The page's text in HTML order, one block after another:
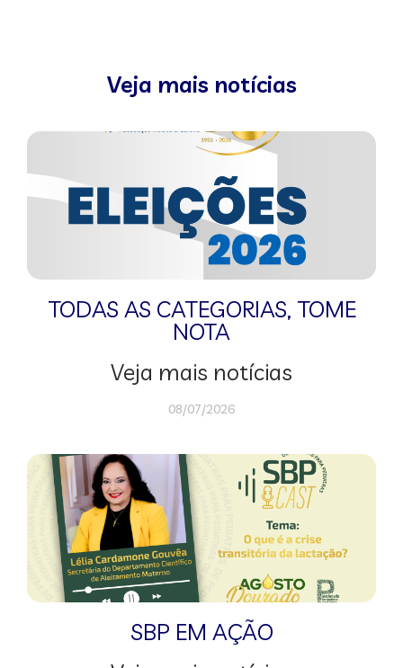
Veja mais notícias
TODAS AS CATEGORIAS, TOME
NOTA
Veja mais notícias
08/07/2026
SBP EM AÇÃO